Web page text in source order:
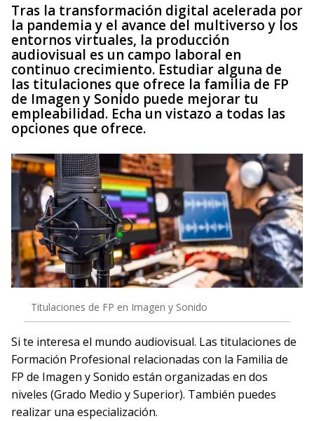
Tras la transformación digital acelerada por
la pandemia y el avance del multiverso y los
entornos virtuales, la producción
audiovisual es un campo laboral en
continuo crecimiento. Estudiar alguna de
las titulaciones que ofrece la familia de FP
de Imagen y Sonido puede mejorar tu
empleabilidad. Echa un vistazo a todas las
opciones que ofrece.
Titulaciones de FP en Imagen y Sonido
Si te interesa el mundo audiovisual. Las titulaciones de
Formación Profesional relacionadas con la Familia de
FP de Imagen y Sonido están organizadas en dos
niveles (Grado Medio y Superior). También puedes
realizar una especialización.